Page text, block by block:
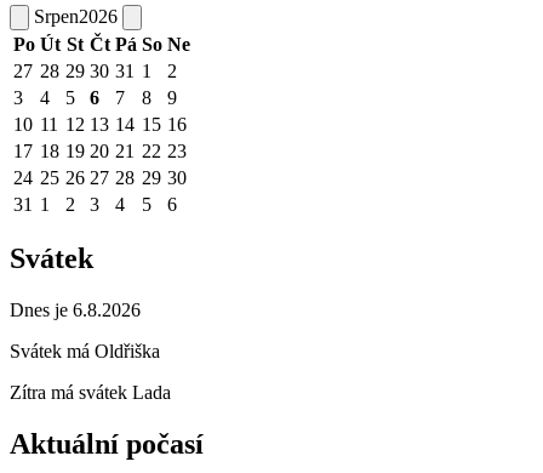
Srpen2026
Po Út St Čt Pá So Ne
27 28 29 30 31 1
2
3
4 5 6 7 8
9
10 11 12 13 14 15 16
17 18 19 20 21 22 23
24 25 26 27 28 29 30
31 1 2 3 4 5 6
Svátek
Dnes je 6.8.2026
Svátek má Oldřiška
Zítra má svátek Lada
Aktuální počasí